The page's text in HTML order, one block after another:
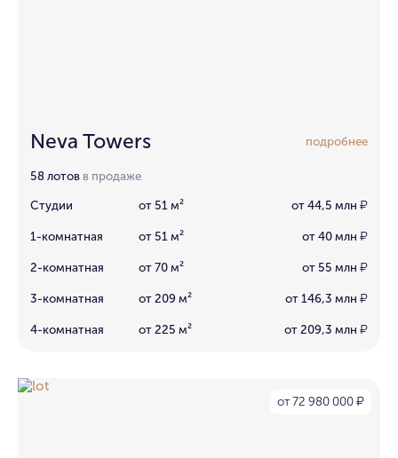
Neva Towers подробнее
58 лотов в продаже
Студии от 51 м² от 44,5 млн ₽
1-комнатная от 51 м² от 40 млн ₽
2-комнатная от 70 м² от 55 млн ₽
3-комнатная от 209 м² от 146,3 млн ₽
4-комнатная от 225 м² от 209,3 млн ₽
от 72 980 000 ₽